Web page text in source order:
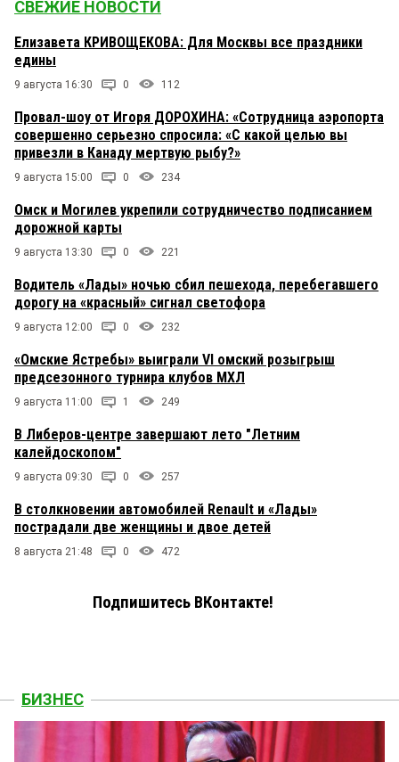
СВЕЖИЕ НОВОСТИ
Елизавета КРИВОЩЕКОВА: Для Москвы все праздники
едины
9 августа 16:30 0 112
Провал-шоу от Игоря ДОРОХИНА: «Сотрудница аэропорта
совершенно серьезно спросила: «С какой целью вы
привезли в Канаду мертвую рыбу?»
9 августа 15:00 0 234
Омск и Могилев укрепили сотрудничество подписанием
дорожной карты
9 августа 13:30 0 221
Водитель «Лады» ночью сбил пешехода, перебегавшего
дорогу на «красный» сигнал светофора
9 августа 12:00 0 232
«Омские Ястребы» выиграли VI омский розыгрыш
предсезонного турнира клубов МХЛ
9 августа 11:00 1 249
В Либеров-центре завершают лето "Летним
калейдоскопом"
9 августа 09:30 0 257
В столкновении автомобилей Renault и «Лады»
пострадали две женщины и двое детей
8 августа 21:48 0 472
Подпишитесь ВКонтакте!
БИЗНЕС